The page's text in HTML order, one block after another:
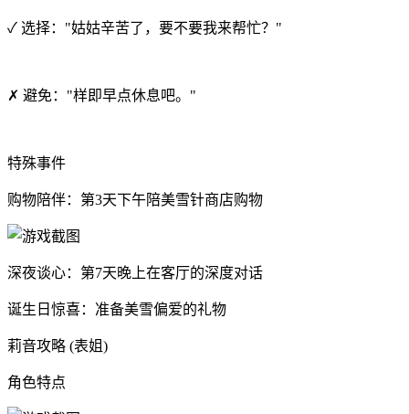
✓ 选择："姑姑辛苦了，要不要我来帮忙？"
✗ 避免："样即早点休息吧。"
特殊事件
购物陪伴：第3天下午陪美雪针商店购物
深夜谈心：第7天晚上在客厅的深度对话
诞生日惊喜：准备美雪偏爱的礼物
莉音攻略 (表姐)
角色特点